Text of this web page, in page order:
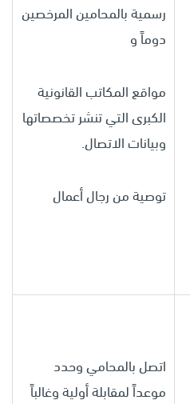
رسمية بالمحامين المرخصين
دوماً و
مواقع المكاتب القانونية
الكبرى التي تنشر تخصصاتها
وبيانات الاتصال.
توصية من رجال أعمال
اتصل بالمحامي وحدد
موعداً لمقابلة أولية وغالباً